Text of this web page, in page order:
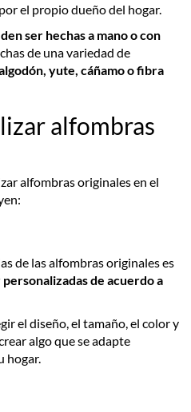
el propio dueño del hogar.
ser hechas a mano o con
de una variedad de
yute, cáñamo o fibra
alfombras
alfombras originales en el
de las alfombras originales es
de acuerdo a
el diseño, el tamaño, el color y
algo que se adapte
hogar.